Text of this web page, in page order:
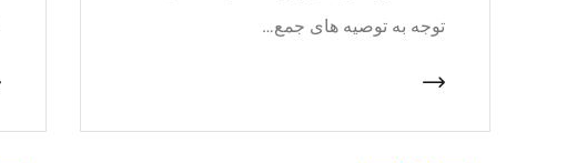
توجه به توصیه های جمع…